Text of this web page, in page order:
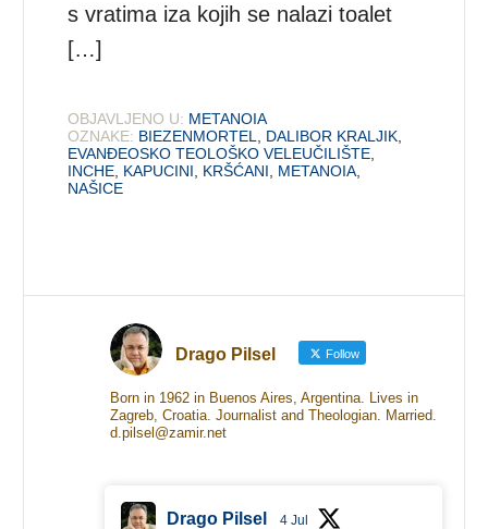
s vratima iza kojih se nalazi toalet
[…]
OBJAVLJENO U: METANOIA
OZNAKE: BIEZENMORTEL DALIBOR KRALJIK
EVANĐEOSKO TEOLOŠKO VELEUČILIŠTE
INCHE KAPUCINI KRŠĆANI METANOIA
NAŠICE
Drago Pilsel Follow
Born in 1962 in Buenos Aires, Argentina. Lives in
Zagreb, Croatia. Journalist and Theologian. Married.
d.pilsel@zamir.net
Drago Pilsel 4 Jul